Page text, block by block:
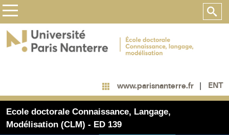
www.parisnanterre.fr ENT
Ecole doctorale Connaissance, Langage,
Modélisation (CLM) - ED 139